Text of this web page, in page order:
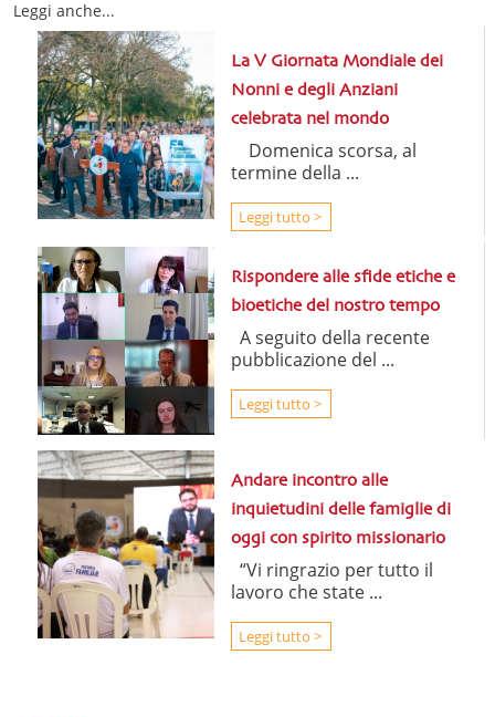
Leggi anche...
La V Giornata Mondiale dei
Nonni e degli Anziani
celebrata nel mondo
Domenica scorsa, al
termine della ...
Leggi tutto >
Rispondere alle sfide etiche e
bioetiche del nostro tempo
A seguito della recente
pubblicazione del ...
Leggi tutto >
Andare incontro alle
inquietudini delle famiglie di
oggi con spirito missionario
“Vi ringrazio per tutto il
lavoro che state ...
Leggi tutto >